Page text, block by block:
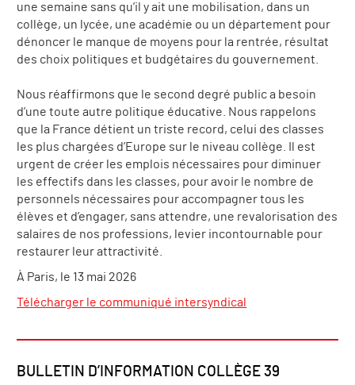
une semaine sans qu’il y ait une mobilisation, dans un
collège, un lycée, une académie ou un département pour
dénoncer le manque de moyens pour la rentrée, résultat
des choix politiques et budgétaires du gouvernement.
Nous réaffirmons que le second degré public a besoin
d’une toute autre politique éducative. Nous rappelons
que la France détient un triste record, celui des classes
les plus chargées d’Europe sur le niveau collège. Il est
urgent de créer les emplois nécessaires pour diminuer
les effectifs dans les classes, pour avoir le nombre de
personnels nécessaires pour accompagner tous les
élèves et d’engager, sans attendre, une revalorisation des
salaires de nos professions, levier incontournable pour
restaurer leur attractivité.
À Paris, le 13 mai 2026
Télécharger le communiqué intersyndical
BULLETIN D’INFORMATION COLLÈGE 39